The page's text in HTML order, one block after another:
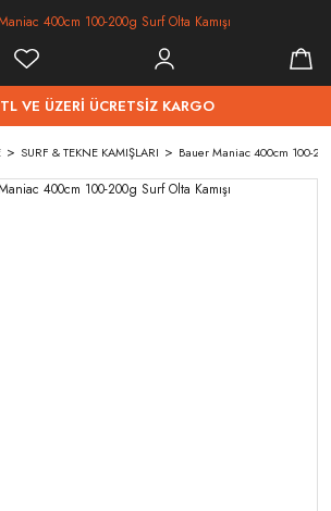
VE ÜZERİ ÜCRETSİZ KARGO
SURF & TEKNE KAMIŞLARI Bauer Maniac 400cm 100-